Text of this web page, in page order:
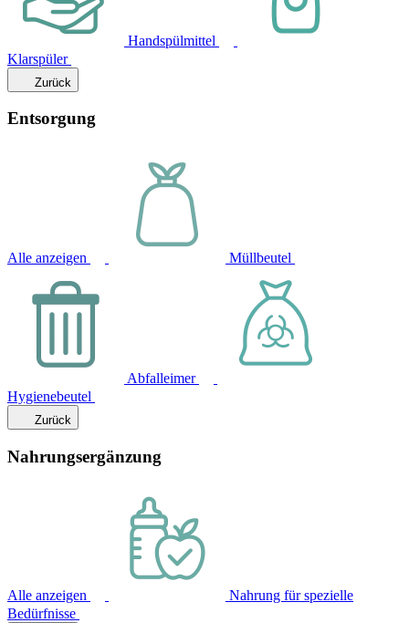
Handspülmittel
Klarspüler
Zurück
Entsorgung
Alle anzeigen Müllbeutel
Abfalleimer
Hygienebeutel
Zurück
Nahrungsergänzung
Alle anzeigen
Nahrung für spezielle
Bedürfnisse